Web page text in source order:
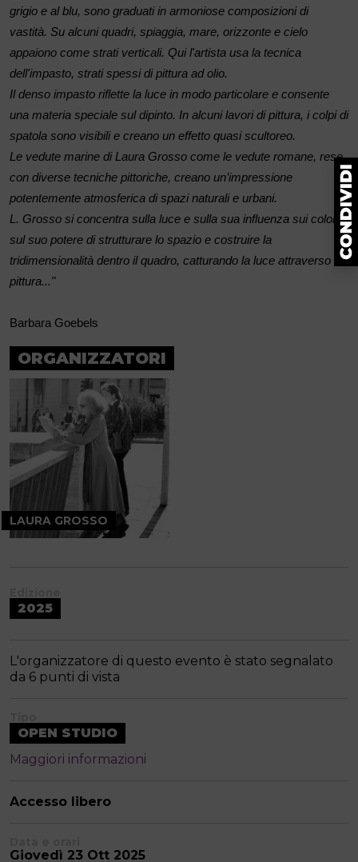
grigio e al blu, sono graduati in armoniose composizioni di
vastità. Su alcuni quadri, spiaggia, mare, orizzonte e cielo
appaiono come strati verticali. Qui l'artista usa la tecnica
dell'impasto, strati spessi di pittura ad olio.
Il denso impasto riflette la luce in modo particolare e consente
una materia speciale sul dipinto. In alcuni lavori di pittura, i colpi di
spatola sono visibili e creano un effetto quasi scultoreo.
Le vedute marine di Laura Grosso come le vedute romane, rese
con diverse tecniche pittoriche, creano un’impressione
potentemente atmosferica di spazi naturali e urbani.
L. Grosso si concentra sulla luce e sulla sua influenza sui colori;
sul suo potere di strutturare lo spazio e costruire la
tridimensionalità dentro il quadro, catturando la luce attraverso la
pittura..."
Barbara Goebels
ORGANIZZATORI
LAURA GROSSO
2025
L'organizzatore di questo evento è stato segnalato
da 6 punti di vista
OPEN STUDIO
Maggiori informazioni
Accesso libero
Giovedì 23 Ott 2025